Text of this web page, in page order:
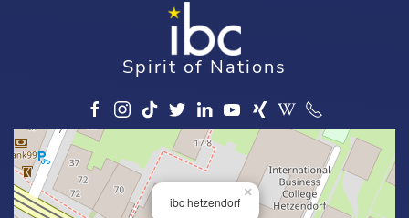
Spirit of Nations
ibc hetzendorf
×